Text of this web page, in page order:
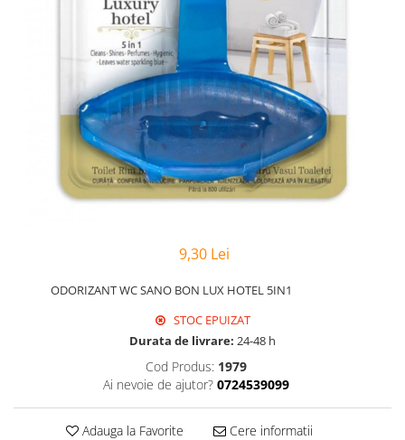
Lavete și bureți
Odorizante cameră/auto
Odorizante toaletă
Pahare și accesorii
Saci menajeri
Servețele umede
9,30 Lei
ODORIZANT WC SANO BON LUX HOTEL 5IN1
STOC EPUIZAT
Durata de livrare: 24-48 h
Cod Produs: 1979
Ai nevoie de ajutor? 0724539099
Adauga la Favorite Cere informatii